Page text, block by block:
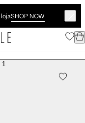
SHOP NOW